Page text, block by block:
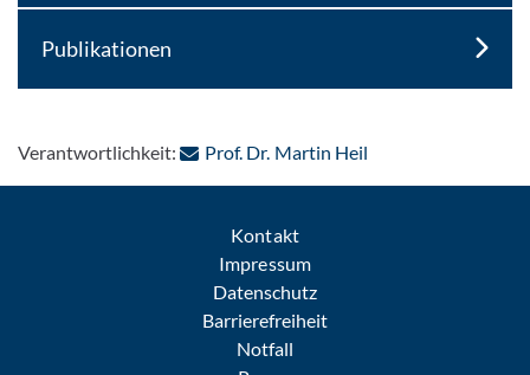
Publikationen
Verantwortlichkeit: Prof. Dr. Martin Heil: Per E-Mail
Kontakt
Impressum
Datenschutz
Barrierefreiheit
Notfall